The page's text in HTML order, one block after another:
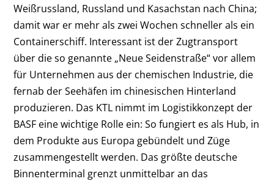
Weißrussland, Russland und Kasachstan nach China;
damit war er mehr als zwei Wochen schneller als ein
Containerschiff. Interessant ist der Zugtransport
über die so genannte „Neue Seidenstraße“ vor allem
für Unternehmen aus der chemischen Industrie, die
fernab der Seehäfen im chinesischen Hinterland
produzieren. Das KTL nimmt im Logistikkonzept der
BASF eine wichtige Rolle ein: So fungiert es als Hub, in
dem Produkte aus Europa gebündelt und Züge
zusammengestellt werden. Das größte deutsche
Binnenterminal grenzt unmittelbar an das